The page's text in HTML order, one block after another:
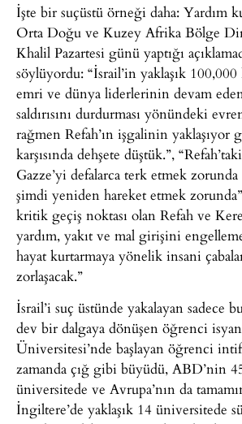
İşte bir suçüstü örneği daha: Yardım
Orta Doğu ve Kuzey Afrika Bölge
Khalil Pazartesi günü yaptığı
söylüyordu: “İsrail’in yaklaşık
emri ve dünya liderlerinin devam
saldırısını durdurması yönündeki
rağmen Refah’ın işgalinin yaklaşıyor
karşısında dehşete düştük.”,
Gazze’yi defalarca terk etmek
şimdi yeniden hareket etmek
kritik geçiş noktası olan Refah ve
yardım, yakıt ve mal girişini
hayat kurtarmaya yönelik insani
zorlaşacak.”
İsrail’i suç üstünde yakalayan sadece
dev bir dalgaya dönüşen öğrenci
Üniversitesi’nde başlayan öğrenci
zamanda çığ gibi büyüdü, ABD’nin
üniversitede ve Avrupa’nın da
İngiltere’de yaklaşık 14 üniversitede